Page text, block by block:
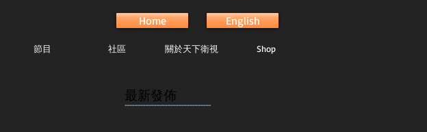
Home English
節目 社區 關於天下衛視 Shop
最新發佈
...............................................................